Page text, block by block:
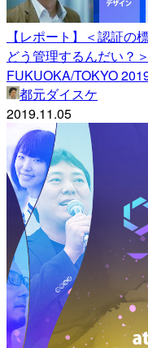
【レポート】＜認証の
どう管理するんだい？
FUKUOKA/TOKYO
都元ダイスケ
2019.11.05